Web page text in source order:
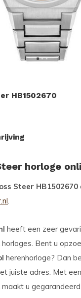
HB1502670
horloge
Steer HB1502670
.
heeft een zeer
Bent u
herenhorloge? Dan
juiste adres. Met
u gegarandeerd